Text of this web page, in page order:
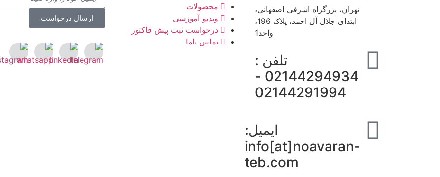
تهران، بزرگراه اشرفی اصفهانی،
ابتدای جلال آل احمد، پلاک 196،
واحد1
تلفن :
02144294934 -
02144291994
ایمیل:
info[at]noavaran-
teb.com
محصولات
ویدیو آموزشی
درخواست ثبت پیش فاکتور
تماس باما
ارسال درخواست